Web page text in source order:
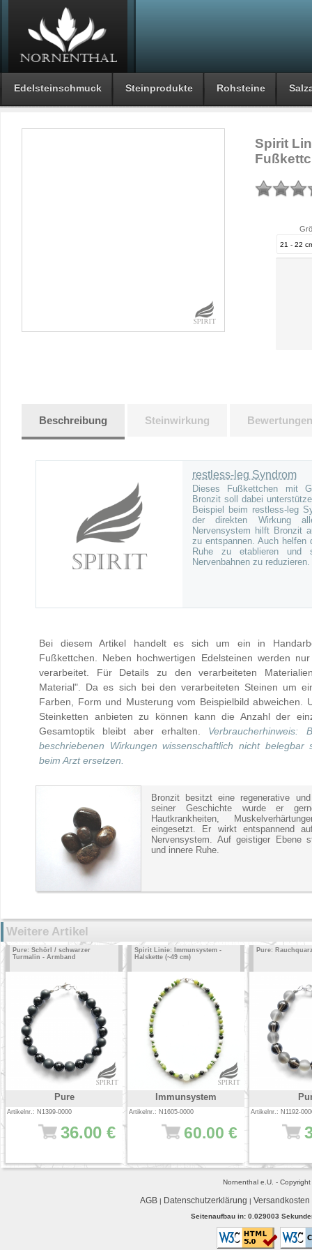
Edelsteinschmuck Steinprodukte Rohsteine
Spirit
Beschreibung Steinwirkung Bewertungen
restless-leg Syndrom
Dieses Fußkettchen mit
Bronzit soll dabei
Beispiel beim restless-leg
der direkten Wirkung
Nervensystem hilft Bronzit
zu entspannen. Auch helfen
Ruhe zu etablieren
Nervenbahnen zu reduzieren.
Bei diesem Artikel handelt es sich um ein in
Fußkettchen. Neben hochwertigen Edelsteinen werden
verarbeitet. Für Details zu den verarbeiteten
Material". Da es sich bei den verarbeiteten Steinen um
Farben, Form und Musterung vom Beispielbild abweichen.
Steinketten anbieten zu können kann die Anzahl der
Gesamtoptik bleibt aber erhalten.
beschriebenen Wirkungen wissenschaftlich nicht
beim Arzt ersetzen.
Bronzit besitzt eine regenerative
seiner Geschichte wurde er
Hautkrankheiten,
eingesetzt. Er wirkt entspannend
Nervensystem. Auf geistiger Ebene
und innere Ruhe.
Weitere Artikel
Pure: Schörl / schwarzer
Turmalin - Armband
Pure
Artikelnr.: N1399-0000
36.00 €
Spirit Linie: Immunsystem -
Halskette (~49 cm)
Immunsystem
Artikelnr.: N1605-0000
60.00 €
Pure:
Artikelnr.: N1192-
Nornenthal e.U. -
AGB| Datenschutzerklärung | Versandkosten
Seitenaufbau in: 0.029003